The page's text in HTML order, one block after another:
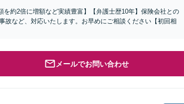
約2倍に増額など実績豊富】【弁護士歴10年】保険会社との
故など、対応いたします。お早めにご相談ください【初回相
メールでお問い合わせ